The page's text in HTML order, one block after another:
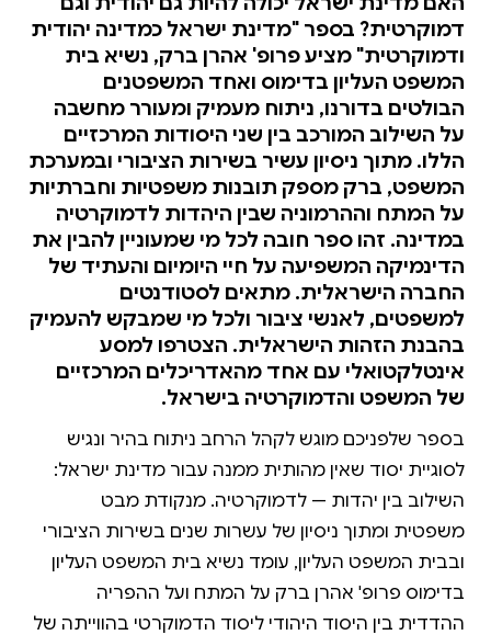
דמוקרטית? בספר "מדינת ישראל כמדינה יהודית
ודמוקרטית" מציע פרופ' אהרן ברק, נשיא בית
המשפט העליון בדימוס ואחד המשפטנים
הבולטים בדורנו, ניתוח מעמיק ומעורר מחשבה
על השילוב המורכב בין שני היסודות המרכזיים
הללו. מתוך ניסיון עשיר בשירות הציבורי ובמערכת
המשפט, ברק מספק תובנות משפטיות וחברתיות
על המתח וההרמוניה שבין היהדות לדמוקרטיה
במדינה. זהו ספר חובה לכל מי שמעוניין להבין את
הדינמיקה המשפיעה על חיי היומיום והעתיד של
החברה הישראלית. מתאים לסטודנטים
למשפטים, לאנשי ציבור ולכל מי שמבקש להעמיק
בהבנת הזהות הישראלית. הצטרפו למסע
אינטלקטואלי עם אחד מהאדריכלים המרכזיים
של המשפט והדמוקרטיה בישראל.
בספר שלפניכם מוגש לקהל הרחב ניתוח בהיר ונגיש
לסוגיית יסוד שאין מהותית ממנה עבור מדינת ישראל:
השילוב בין יהדות — לדמוקרטיה. מנקודת מבט
משפטית ומתוך ניסיון של עשרות שנים בשירות הציבורי
ובבית המשפט העליון, עומד נשיא בית המשפט העליון
בדימוס פרופ' אהרן ברק על המתח ועל ההפריה
ההדדית בין היסוד היהודי ליסוד הדמוקרטי בהווייתה של